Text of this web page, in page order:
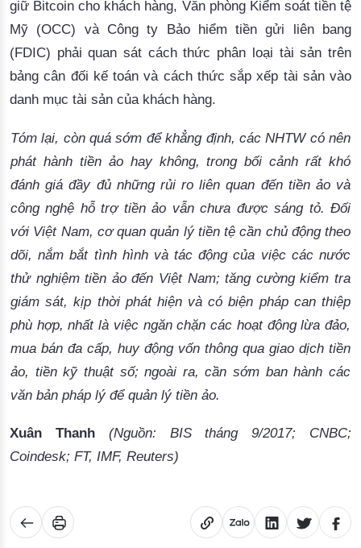
giữ Bitcoin cho khách hàng, Văn phòng Kiểm soát tiền tệ
Mỹ (OCC) và Công ty Bảo hiểm tiền gửi liên bang
(FDIC) phải quan sát cách thức phân loại tài sản trên
bảng cân đối kế toán và cách thức sắp xếp tài sản vào
danh mục tài sản của khách hàng.
Tóm lại, còn quá sớm để khẳng định, các NHTW có nên
phát hành tiền ảo hay không, trong bối cảnh rất khó
đánh giá đầy đủ những rủi ro liên quan đến tiền ảo và
công nghệ hỗ trợ tiền ảo vẫn chưa được sáng tỏ. Đối
với Việt Nam, cơ quan quản lý tiền tệ cần chủ động theo
dõi, nắm bắt tình hình và tác động của việc các nước
thử nghiệm tiền ảo đến Việt Nam; tăng cường kiểm tra
giám sát, kịp thời phát hiện và có biện pháp can thiệp
phù hợp, nhất là việc ngăn chặn các hoạt động lừa đảo,
mua bán đa cấp, huy động vốn thông qua giao dịch tiền
ảo, tiền kỹ thuật số; ngoài ra, cần sớm ban hành các
văn bản pháp lý để quản lý tiền ảo.
Xuân Thanh (Nguồn: BIS tháng 9/2017; CNBC;
Coindesk; FT, IMF, Reuters)